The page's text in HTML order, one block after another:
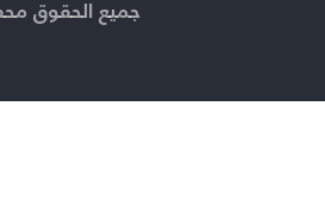
جميع الحقوق